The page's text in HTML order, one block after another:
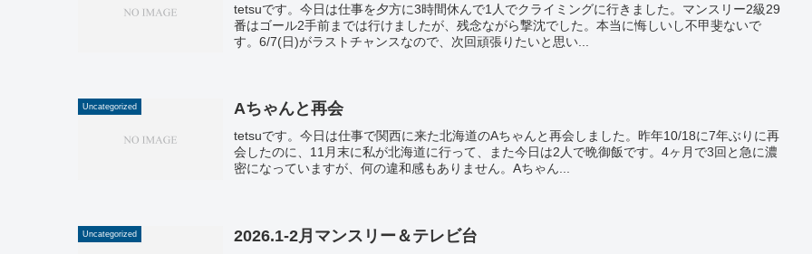
tetsuです。今日は仕事を夕方に3時間休んで1人でクライミングに行きました。マンスリー2級29
番はゴール2手前までは行けましたが、残念ながら撃沈でした。本当に悔しいし不甲斐ないで
す。6/7(日)がラストチャンスなので、次回頑張りたいと思い...
Uncategorized Aちゃんと再会
tetsuです。今日は仕事で関西に来た北海道のAちゃんと再会しました。昨年10/18に7年ぶりに再
会したのに、11月末に私が北海道に行って、また今日は2人で晩御飯です。4ヶ月で3回と急に濃
密になっていますが、何の違和感もありません。Aちゃん...
Uncategorized 2026.1-2月マンスリー＆テレビ台